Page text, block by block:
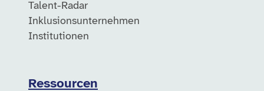
Talent-Radar
Inklusionsunternehmen
Institutionen
Ressourcen